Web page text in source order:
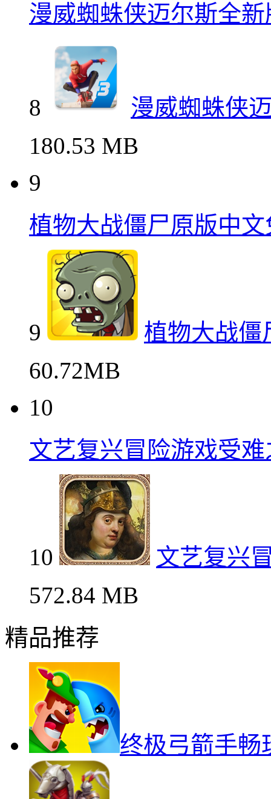
漫威蜘蛛侠迈尔斯全
8
漫威蜘蛛侠
180.53 MB
9
植物大战僵尸原版中
9
植物大战僵
60.72MB
10
文艺复兴冒险游戏受
10
文艺复兴
572.84 MB
精品推荐
终极弓箭手畅